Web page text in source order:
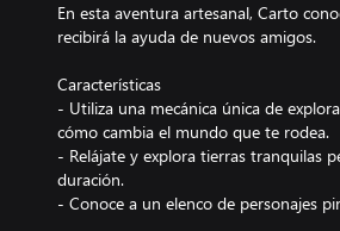
En esta aventura artesanal, Carto
recibirá la ayuda de nuevos amigos.
Características
- Utiliza una mecánica única de
cómo cambia el mundo que te rodea.
- Relájate y explora tierras tranquilas
duración.
- Conoce a un elenco de personajes